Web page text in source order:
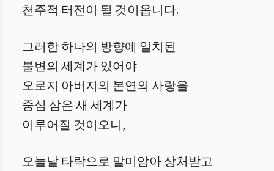
천주적 터전이 될 것이옵니다.
그러한 하나의 방향에 일치된
불변의 세계가 있어야
오로지 아버지의 본연의 사랑을
중심 삼은 새 세계가
이루어질 것이오니,
오늘날 타락으로 말미암아 상처받고